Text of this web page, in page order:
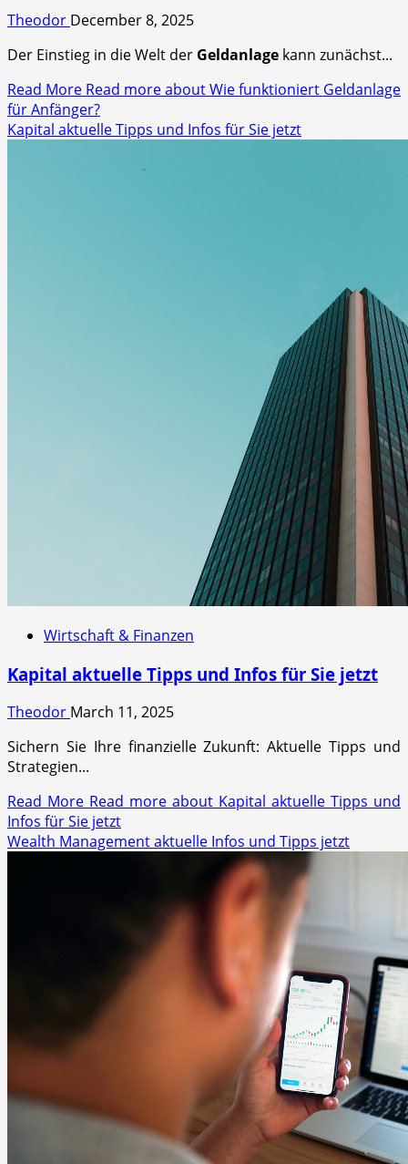
Theodor December 8, 2025
Der Einstieg in die Welt der Geldanlage kann zunächst...
Read More Read more about Wie funktioniert Geldanlage
für Anfänger?
Kapital aktuelle Tipps und Infos für Sie jetzt
Wirtschaft & Finanzen
Kapital aktuelle Tipps und Infos für Sie jetzt
Theodor March 11, 2025
Sichern Sie Ihre finanzielle Zukunft: Aktuelle Tipps und
Strategien...
Read More Read more about Kapital aktuelle Tipps und
Infos für Sie jetzt
Wealth Management aktuelle Infos und Tipps jetzt